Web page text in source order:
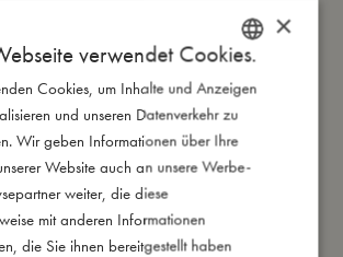
SALE
DANISH
ENGLISH
GERMAN
×
verwendet Cookies.
Cookies, um Inhalte und Anzeigen
und unseren Datenverkehr zu
Wir geben Informationen über Ihre
Website auch an unsere Werbe-
weiter, die diese
mit anderen Informationen
die Sie ihnen bereitgestellt haben